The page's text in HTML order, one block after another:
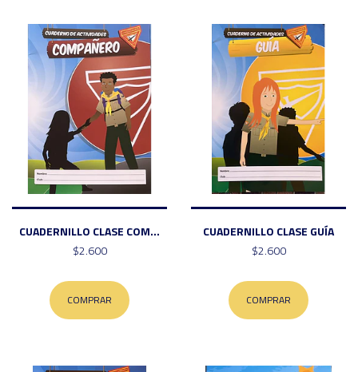
CUADERNILLO CLASE COM...
$2.600
COMPRAR
CUADERNILLO CLASE GUÍA
$2.600
COMPRAR